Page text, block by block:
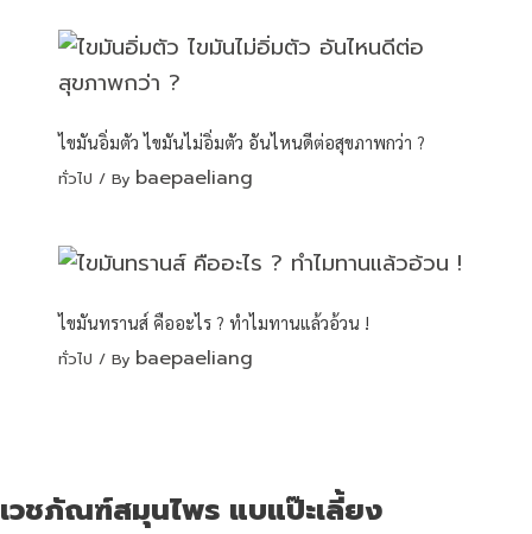
ไขมันอิ่มตัว ไขมันไม่อิ่มตัว อันไหนดีต่อสุขภาพกว่า ?
ทั่วไป / By baepaeliang
ไขมันทรานส์ คืออะไร ? ทำไมทานแล้วอ้วน !
ทั่วไป / By baepaeliang
เวชภัณฑ์สมุนไพร แบแป๊ะเลี้ยง